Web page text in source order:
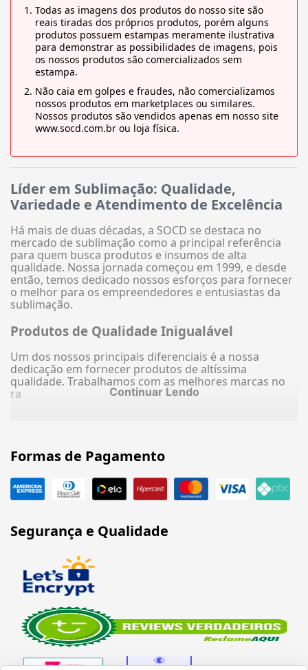
Todas as imagens dos produtos do nosso site são
reais tiradas dos próprios produtos, porém alguns
produtos possuem estampas meramente ilustrativa
para demonstrar as possibilidades de imagens, pois
os nossos produtos são comercializados sem
estampa.
Não caia em golpes e fraudes, não comercializamos
nossos produtos em marketplaces ou similares.
Nossos produtos são vendidos apenas em nosso site
www.socd.com.br ou loja física.
Líder em Sublimação: Qualidade,
Variedade e Atendimento de Excelência
Há mais de duas décadas, a SOCD se destaca no
mercado de sublimação como a principal referência
para quem busca produtos e insumos de alta
qualidade. Nossa jornada começou em 1999, e desde
então, temos dedicado nossos esforços para fornecer
o melhor para os empreendedores e entusiastas da
sublimação.
Produtos de Qualidade Inigualável
Um dos nossos principais diferenciais é a nossa
dedicação em fornecer produtos de altíssima
qualidade. Trabalhamos com as melhores marcas no
ra
Continuar Lendo
Formas de Pagamento
Segurança e Qualidade